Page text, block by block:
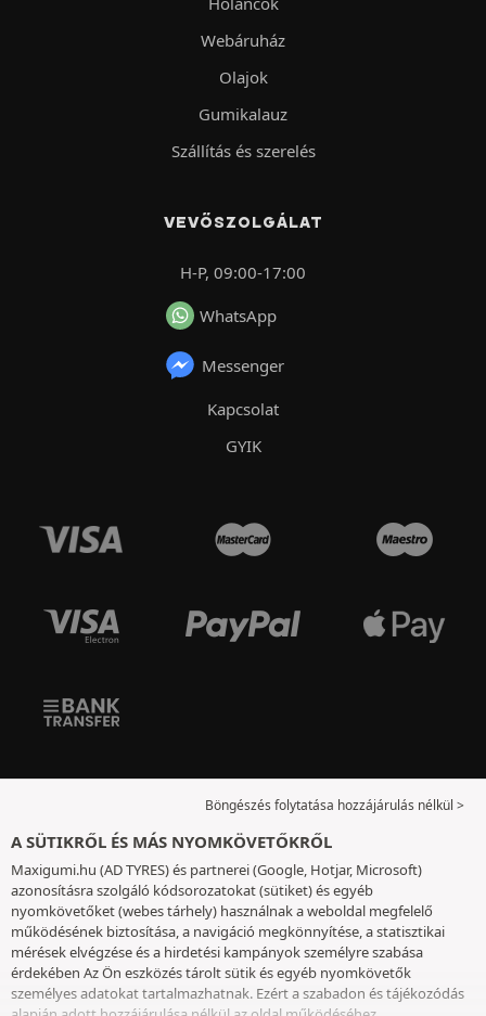
Webáruház
Olajok
Gumikalauz
Szállítás és szerelés
VEVŐSZOLGÁLAT
H-P, 09:00-17:00
WhatsApp
Messenger
Kapcsolat
GYIK
Böngészés folytatása hozzájárulás nélkül >
A SÜTIKRŐL ÉS MÁS NYOMKÖVETŐKRŐL
Maxigumi.hu (AD TYRES) és partnerei (Google, Hotjar, Microsoft)
azonosításra szolgáló kódsorozatokat (sütiket) és egyéb
nyomkövetőket (webes tárhely) használnak a weboldal megfelelő
működésének biztosítása, a navigáció megkönnyítése, a statisztikai
mérések elvégzése és a hirdetési kampányok személyre szabása
érdekében Az Ön eszközés tárolt sütik és egyéb nyomkövetők
személyes adatokat tartalmazhatnak. Ezért a szabadon és tájékozódás